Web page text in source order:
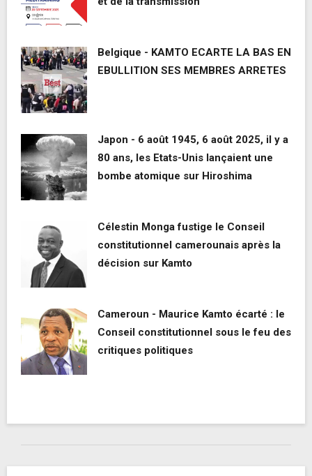
Belgique - KAMTO ECARTE LA BAS EN
EBULLITION SES MEMBRES ARRETES
Japon - 6 août 1945, 6 août 2025, il y a
80 ans, les Etats-Unis lançaient une
bombe atomique sur Hiroshima
Célestin Monga fustige le Conseil
constitutionnel camerounais après la
décision sur Kamto
Cameroun - Maurice Kamto écarté : le
Conseil constitutionnel sous le feu des
critiques politiques